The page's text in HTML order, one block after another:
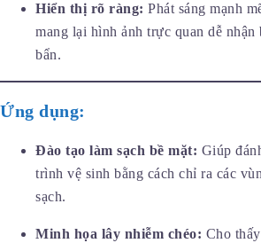
Hiển thị rõ ràng: Phát sáng mạnh
mang lại hình ảnh trực quan dễ
bẩn.
Ứng dụng:
Đào tạo làm sạch bề mặt: Giúp
trình vệ sinh bằng cách chỉ ra các
sạch.
Minh họa lây nhiễm chéo: Cho